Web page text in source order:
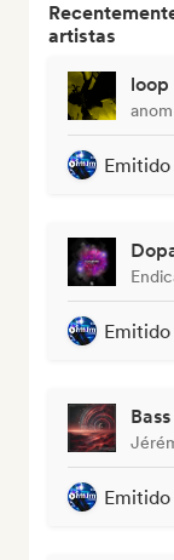
artistas
loop